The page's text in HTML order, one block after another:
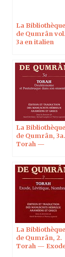
La Bibliothèque
de Qumrân vol.
3a en italien
La Bibliothèque
de Qumrân, 3a.
Torah —
son ensemble
La Bibliothèque
de Qumrân, 2.
Torah —